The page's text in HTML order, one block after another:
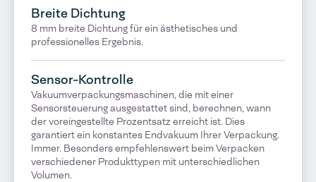
Breite Dichtung
8 mm breite Dichtung für ein ästhetisches und
professionelles Ergebnis.
Sensor-Kontrolle
Vakuumverpackungsmaschinen, die mit einer
Sensorsteuerung ausgestattet sind, berechnen, wann
der voreingestellte Prozentsatz erreicht ist. Dies
garantiert ein konstantes Endvakuum Ihrer Verpackung.
Immer. Besonders empfehlenswert beim Verpacken
verschiedener Produkttypen mit unterschiedlichen
Volumen.